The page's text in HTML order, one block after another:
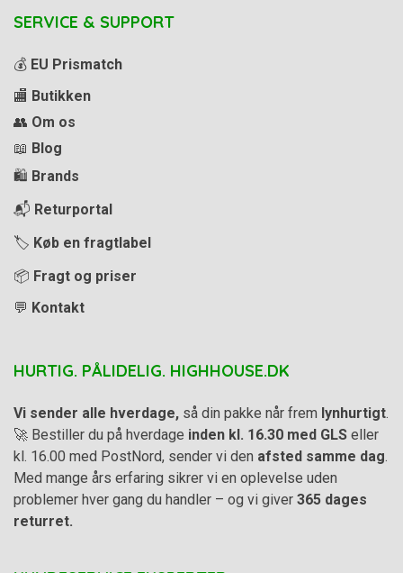
SERVICE & SUPPORT
💰 EU Prismatch
🏬 Butikken
👥 Om os
📖 Blog
🛍️ Brands
📬 Returportal
🏷️ Køb en fragtlabel
📦 Fragt og priser
💬 Kontakt
HURTIG. PÅLIDELIG. HIGHHOUSE.DK
Vi sender alle hverdage, så din pakke når frem lynhurtigt.
🚀 Bestiller du på hverdage inden kl. 16.30 med GLS eller
kl. 16.00 med PostNord, sender vi den afsted samme dag.
Med mange års erfaring sikrer vi en oplevelse uden
problemer hver gang du handler – og vi giver 365 dages
returret.